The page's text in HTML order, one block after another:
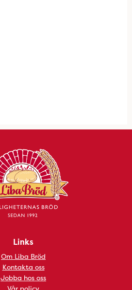
Links
Om Liba Bröd
Kontakta oss
Jobba hos oss